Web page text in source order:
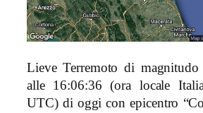
Lieve Terremoto di magnitudo
alle 16:06:36 (ora locale
UTC) di oggi con epicentro